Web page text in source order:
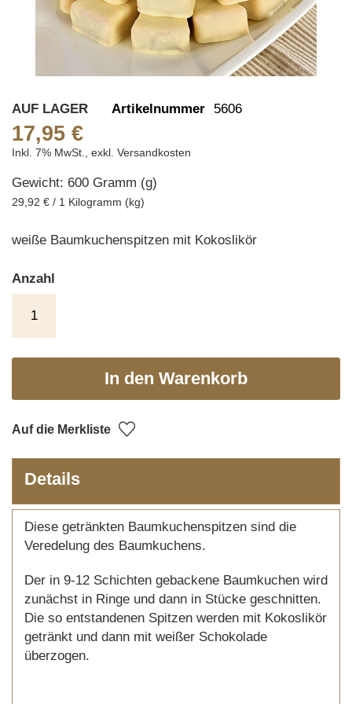
Skip
to
the
of
the
gallery
AUF LAGER Artikelnummer 5606
17,95 €
Inkl. 7% MwSt., exkl. Versandkosten
Gewicht: 600 Gramm (g)
29,92 € / 1 Kilogramm (kg)
weiße Baumkuchenspitzen mit Kokoslikör
Anzahl
In den Warenkorb
Auf die Merkliste
Details
Diese getränkten Baumkuchenspitzen sind die
Veredelung des Baumkuchens.
Der in 9-12 Schichten gebackene Baumkuchen wird
zunächst in Ringe und dann in Stücke geschnitten.
Die so entstandenen Spitzen werden mit Kokoslikör
getränkt und dann mit weißer Schokolade
überzogen.